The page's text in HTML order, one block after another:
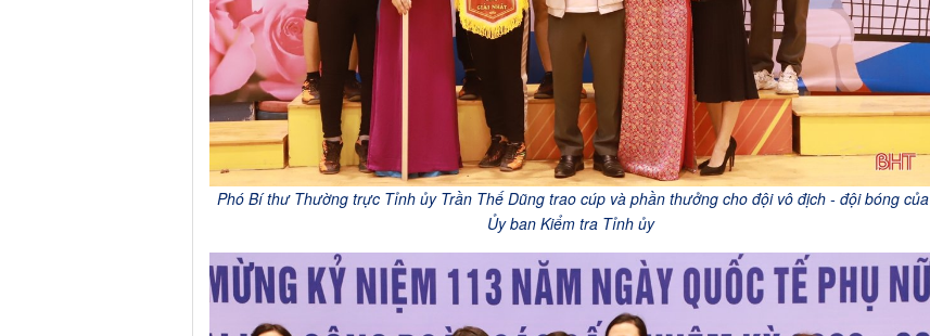
Phó Bí thư Thường trực Tỉnh ủy Trần Thế Dũng trao cúp và phần thưởng cho đội vô địch -đội bóng của
Ủy ban Kiểm tra Tỉnh ủy